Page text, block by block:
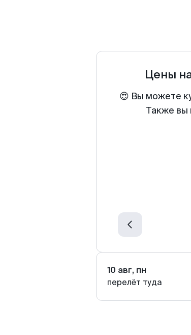
Цены
😍 Вы можете
Также вы
10 авг, пн
перелёт туда